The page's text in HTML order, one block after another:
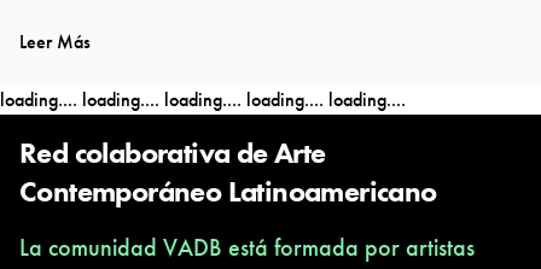
Leer Más
loading.... loading.... loading.... loading.... loading....
Red colaborativa de Arte
Contemporáneo Latinoamericano
La comunidad VADB está formada por artistas